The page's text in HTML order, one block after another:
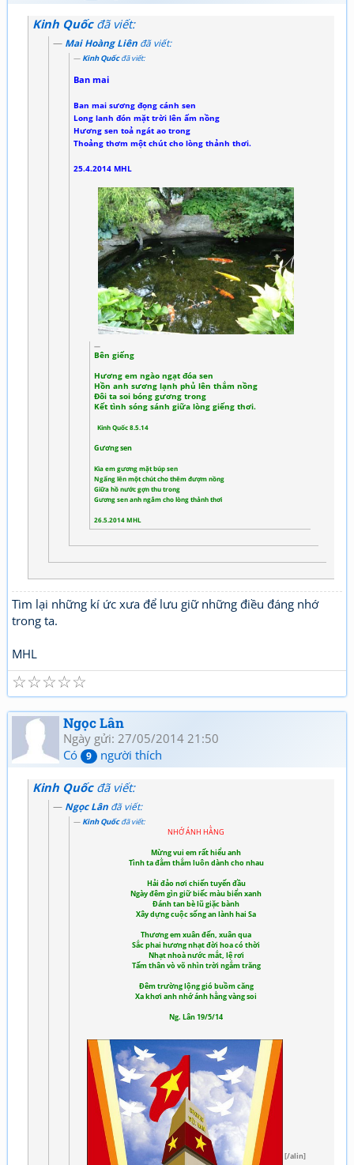
Kinh Quốcđã viết:
Mai Hoàng Liên đã viết:
Kinh Quốcđã viết:
Ban mai
Ban mai sương đọng cánh sen
Long lanh đón mặt trời lên ấm nồng
Hương sen toả ngát ao trong
Thoảng thơm một chút cho lòng thảnh thơi.
25.4.2014 MHL
Bên giếng
Hương em ngào ngạt đóa sen
Hồn anh sương lạnh phủ lên thắm nồng
Đôi ta soi bóng gương trong
Kết tình sóng sánh giữa lòng giếng thơi.
Kinh Quốc 8.5.14
Gương sen
Kìa em gương mặt búp sen
Ngẩng lên một chút cho thêm đượm nồng
Giữa hồ nước gợn thu trong
Gương sen anh ngắm cho lòng thảnh thơi
26.5.2014 MHL
Tìm lại những kí ức xưa để lưu giữ những điều đáng nhớ
trong ta.
MHL
☆
☆
☆
☆
☆
Ngọc Lân
Ngày gửi: 27/05/2014 21:50
Có
9 người thích
Kinh Quốcđã viết:
Ngọc Lân đã viết:
Kinh Quốcđã viết:
NHỚ ÁNH HẰNG
Mừng vui em rất hiểu anh
Tình ta đằm thắm luôn dành cho nhau
Hải đảo nơi chiến tuyến đầu
Ngày đêm gìn giữ biếc màu biển xanh
Đánh tan bè lũ giặc bành
Xây dựng cuộc sống an lành hai Sa
Thương em xuân đến, xuân qua
Sắc phai hương nhạt đời hoa có thời
Nhạt nhoà nước mắt, lệ rơi
Tấm thân vò võ nhìn trời ngắm trăng
Đêm trường lộng gió buồm căng
Xa khơi anh nhớ ánh hằng vàng soi
Ng. Lân 19/5/14
[/alin]